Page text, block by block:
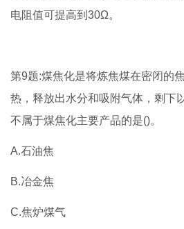
电阻值可提高到30Ω。
第9题:煤焦化是将炼焦煤在密闭的
热，释放出水分和吸附气体，剩下
不属于煤焦化主要产品的是()。
A.石油焦
B.冶金焦
C.焦炉煤气